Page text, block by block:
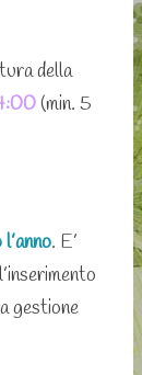
della
(min. 5
. E’
gestione